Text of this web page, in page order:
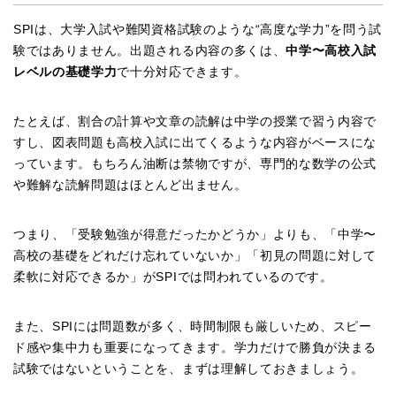
SPIは、大学入試や難関資格試験のような“高度な学力”を問う試
験ではありません。出題される内容の多くは、中学〜高校入試
レベルの基礎学力で十分対応できます。
たとえば、割合の計算や文章の読解は中学の授業で習う内容で
すし、図表問題も高校入試に出てくるような内容がベースにな
っています。もちろん油断は禁物ですが、専門的な数学の公式
や難解な読解問題はほとんど出ません。
つまり、「受験勉強が得意だったかどうか」よりも、「中学〜
高校の基礎をどれだけ忘れていないか」「初見の問題に対して
柔軟に対応できるか」がSPIでは問われているのです。
また、SPIには問題数が多く、時間制限も厳しいため、スピー
ド感や集中力も重要になってきます。学力だけで勝負が決まる
試験ではないということを、まずは理解しておきましょう。